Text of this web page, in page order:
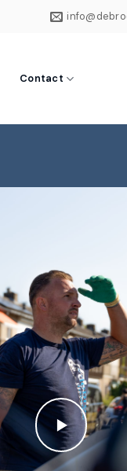
Contact